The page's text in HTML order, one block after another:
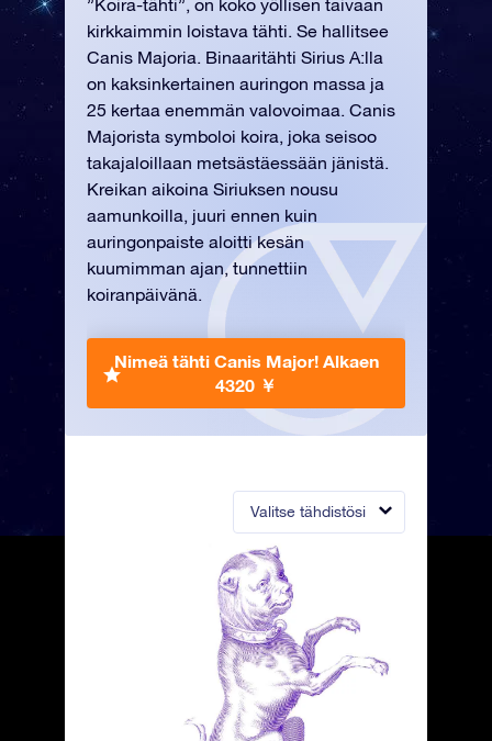
Valitse tähdistösi
”Koira-tähti”, on koko yöllisen taivaan
kirkkaimmin loistava tähti. Se hallitsee
Canis Majoria. Binaaritähti Sirius A:lla
on kaksinkertainen auringon massa ja
25 kertaa enemmän valovoimaa. Canis
Majorista symboloi koira, joka seisoo
takajaloillaan metsästäessään jänistä.
Kreikan aikoina Siriuksen nousu
aamunkoilla, juuri ennen kuin
auringonpaiste aloitti kesän
kuumimman ajan, tunnettiin
koiranpäivänä.
Nimeä tähti Canis Major! Alkaen
4320 ￥